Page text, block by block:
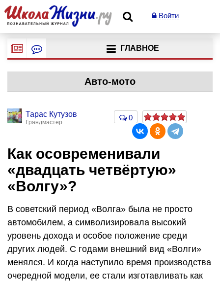
Войти
ГЛАВНОЕ
Авто-мото
Тарас Кутузов
Грандмастер
0
Как осовременивали
«двадцать четвёртую»
«Волгу»?
В советский период «Волга» была не просто
автомобилем, а символизировала высокий
уровень дохода и особое положение среди
других людей. С годами внешний вид «Волги»
менялся. И когда наступило время производства
очередной модели, ее стали изготавливать как